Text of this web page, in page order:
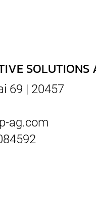
SOLUTIONS
69 | 20457
ag.com